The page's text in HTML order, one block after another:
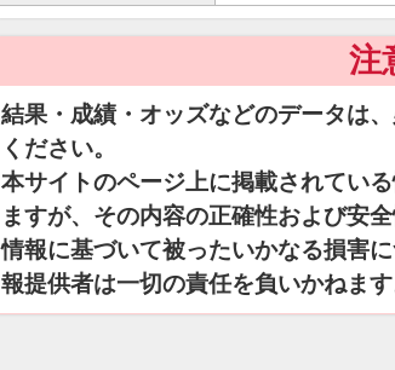
注
結果・成績・オッズなどのデータは
ください。
本サイトのページ上に掲載されてい
ますが、その内容の正確性および安
情報に基づいて被ったいかなる損害
報提供者は一切の責任を負いかねます